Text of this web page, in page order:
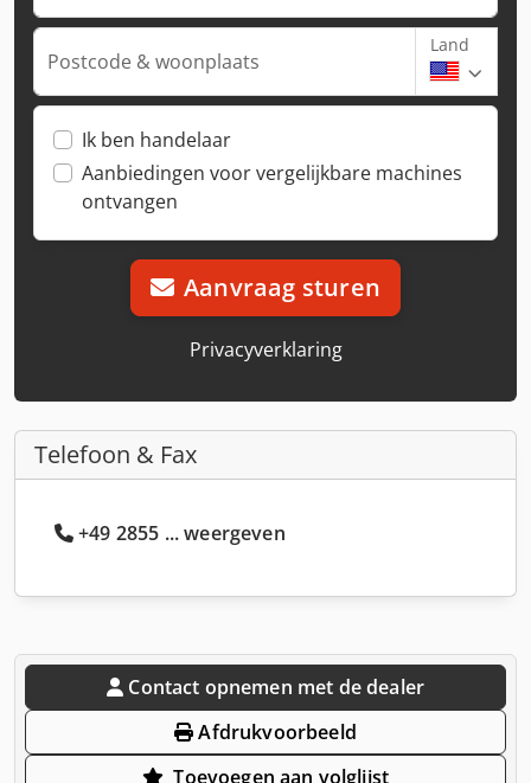
Postcode & woonplaats
Land
Ik ben handelaar
Aanbiedingen voor vergelijkbare machines
ontvangen
Aanvraag sturen
Privacyverklaring
Telefoon & Fax
+49 2855 ... weergeven
Contact opnemen met de dealer
Afdrukvoorbeeld
Toevoegen aan volglijst